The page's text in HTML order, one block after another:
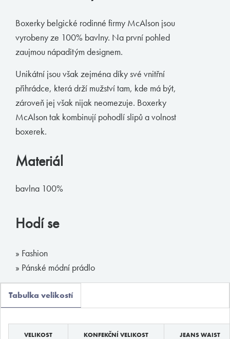
Boxerky belgické rodinné firmy McAlson jsou
vyrobeny ze 100% bavlny. Na první pohled
zaujmou nápaditým designem.
Unikátní jsou však zejména díky své vnitřní
přihrádce, která drží mužství tam, kde má být,
zároveň jej však nijak neomezuje. Boxerky
McAlson tak kombinují pohodlí slipů a volnost
boxerek.
Materiál
bavlna 100%
Hodí se
» Fashion
» Pánské módní prádlo
Tabulka velikostí
VELIKOST KONFEKČNÍ VELIKOST JEANS WAIST
Značky podle Butlera
Zimmerli
Loïc Henry
Olaf Benz
Baldesarini
Tommy Hilfiger
Ermenegildo Zegna
Diesel
Calvin Klein
E-shop